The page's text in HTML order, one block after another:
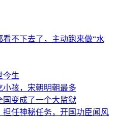
不下去了，主动跑来做“水
今生
孩，宋朝明朝最多
国变成了一个大监狱
任神秘任务，开国功臣闻风